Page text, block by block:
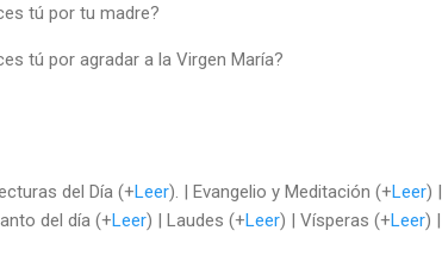
tú por tu madre?
tú por agradar a la Virgen María?
del Día (+Leer). | Evangelio y Meditación (+Leer) |
del día (+Leer) | Laudes (+Leer) | Vísperas (+Leer) |